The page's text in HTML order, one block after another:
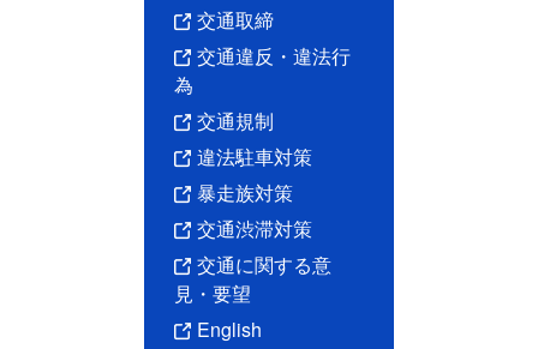
交通取締
交通違反・違法行
為
交通規制
違法駐車対策
暴走族対策
交通渋滞対策
交通に関する意
見・要望
English